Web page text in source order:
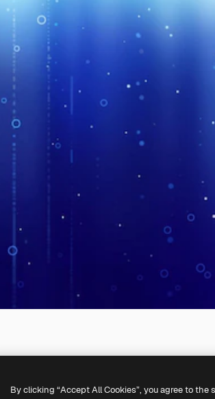
By clicking “Accept All Cookies”, you agree to